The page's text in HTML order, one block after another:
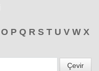
TƏDBİRLƏR
O P Q R S T U V W X
Çevir